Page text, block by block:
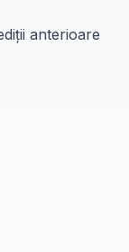
anterioare